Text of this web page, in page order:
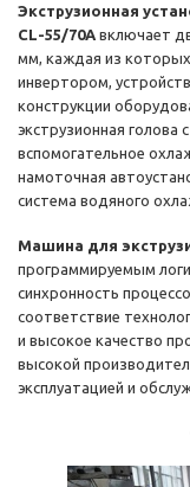
Экструзионная
CL-55/70A включает
мм, каждая из которых
инвертором,
конструкции
экструзионная голова
вспомогательное
намоточная
система водяного
Машина для
программируемым
синхронность
соответствие
и высокое качество
высокой
эксплуатацией и